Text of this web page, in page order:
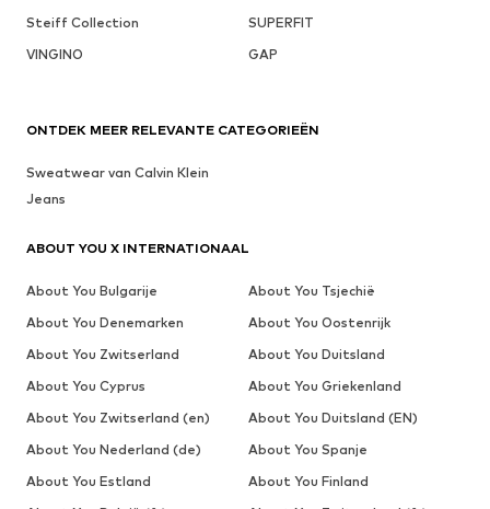
Steiff Collection
SUPERFIT
VINGINO
GAP
ONTDEK MEER RELEVANTE CATEGORIEËN
Sweatwear van Calvin Klein
Jeans
ABOUT YOU X INTERNATIONAAL
About You Bulgarije
About You Tsjechië
About You Denemarken
About You Oostenrijk
About You Zwitserland
About You Duitsland
About You Cyprus
About You Griekenland
About You Zwitserland (en)
About You Duitsland (EN)
About You Nederland (de)
About You Spanje
About You Estland
About You Finland